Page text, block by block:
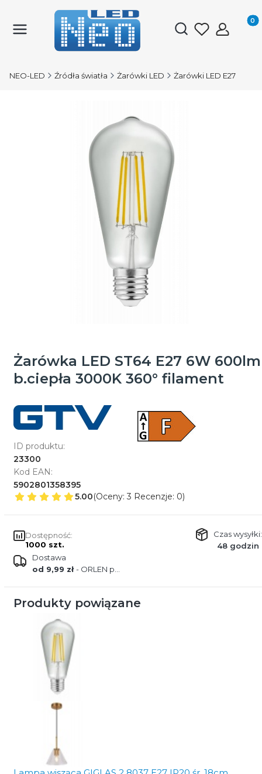
Otwórz
NEO-LED Źródła światła Żarówki LED Żarówki LED E27
Żarówka LED ST64 E27 6W 600lm
b.ciepła 3000K 360° filament
ID produktu:
23300
Kod EAN:
5902801358395
5.00(Oceny: 3 Recenzje: 0)
Dostępność:
1000 szt.
Czas wysyłki:
48 godzin
Dostawa
od 9,99 zł- ORLEN paczka
Produkty powiązane